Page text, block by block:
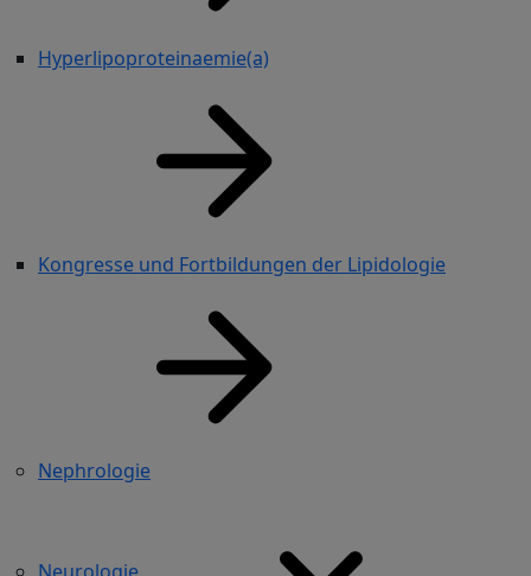
Hyperlipoproteinaemie(a)
Kongresse und Fortbildungen der Lipidologie
Nephrologie